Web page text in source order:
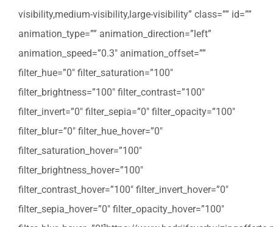
visibility,medium-visibility,large-visibility” class=”” id=””
animation_type=”” animation_direction=”left”
animation_speed=”0.3″ animation_offset=””
filter_hue=”0″ filter_saturation=”100″
filter_brightness=”100″ filter_contrast=”100″
filter_invert=”0″ filter_sepia=”0″ filter_opacity=”100″
filter_blur=”0″ filter_hue_hover=”0″
filter_saturation_hover=”100″
filter_brightness_hover=”100″
filter_contrast_hover=”100″ filter_invert_hover=”0″
filter_sepia_hover=”0″ filter_opacity_hover=”100″